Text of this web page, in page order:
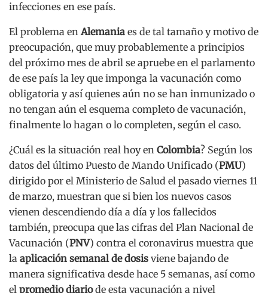
infecciones en ese país.
El problema en Alemania es de tal tamaño y motivo de
preocupación, que muy probablemente a principios
del próximo mes de abril se apruebe en el parlamento
de ese país la ley que imponga la vacunación como
obligatoria y así quienes aún no se han inmunizado o
no tengan aún el esquema completo de vacunación,
finalmente lo hagan o lo completen, según el caso.
¿Cuál es la situación real hoy en Colombia? Según los
datos del último Puesto de Mando Unificado (PMU)
dirigido por el Ministerio de Salud el pasado viernes 11
de marzo, muestran que si bien los nuevos casos
vienen descendiendo día a día y los fallecidos
también, preocupa que las cifras del Plan Nacional de
Vacunación (PNV) contra el coronavirus muestra que
la aplicación semanal de dosis viene bajando de
manera significativa desde hace 5 semanas, así como
el promedio diariode esta vacunación a nivel